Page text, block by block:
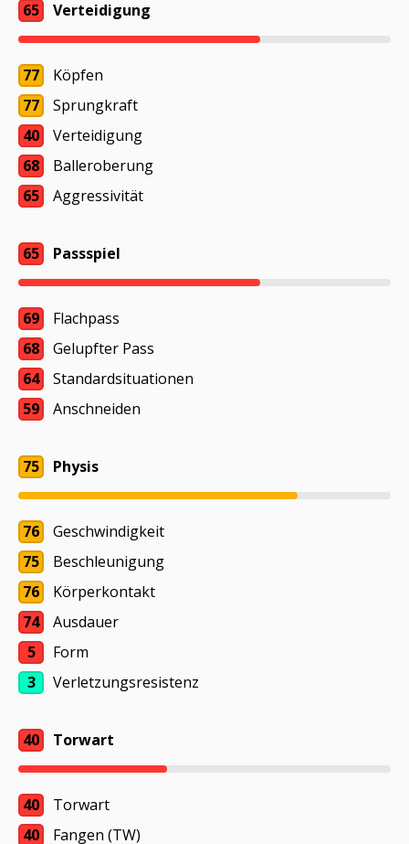
65 Verteidigung
77
Köpfen
77
Sprungkraft
40
Verteidigung
68
Balleroberung
65
Aggressivität
65 Passspiel
69
Flachpass
68
Gelupfter Pass
64
Standardsituationen
59
Anschneiden
75 Physis
76
Geschwindigkeit
75
Beschleunigung
76
Körperkontakt
74
Ausdauer
5
Form
3
Verletzungsresistenz
40 Torwart
40
Torwart
40
Fangen (TW)